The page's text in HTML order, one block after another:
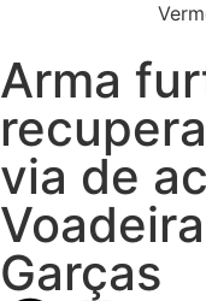
Arma
via de
Garças